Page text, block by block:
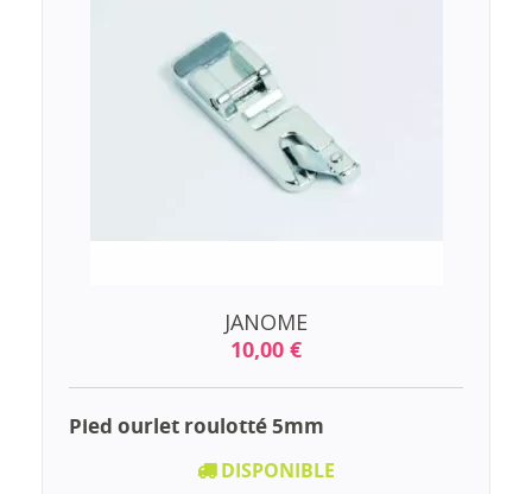
JANOME
10,00 €
Pied ourlet roulotté 5mm
DISPONIBLE